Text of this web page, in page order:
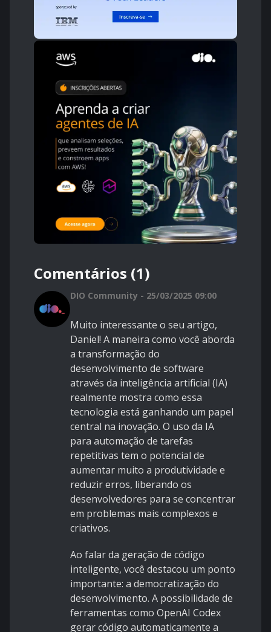
Comentários (1)
DIO Community - 25/03/2025 09:00
Muito interessante o seu artigo,
Daniel! A maneira como você aborda
a transformação do
desenvolvimento de software
através da inteligência artificial (IA)
realmente mostra como essa
tecnologia está ganhando um papel
central na inovação. O uso da IA
para automação de tarefas
repetitivas tem o potencial de
aumentar muito a produtividade e
reduzir erros, liberando os
desenvolvedores para se concentrar
em problemas mais complexos e
criativos.
Ao falar da geração de código
inteligente, você destacou um ponto
importante: a democratização do
desenvolvimento. A possibilidade de
ferramentas como OpenAI Codex
gerar código automaticamente a